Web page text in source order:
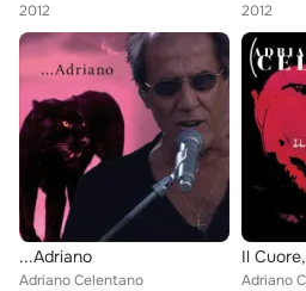
2012
2012
...Adriano
Adriano Celentano
Il
Adriano